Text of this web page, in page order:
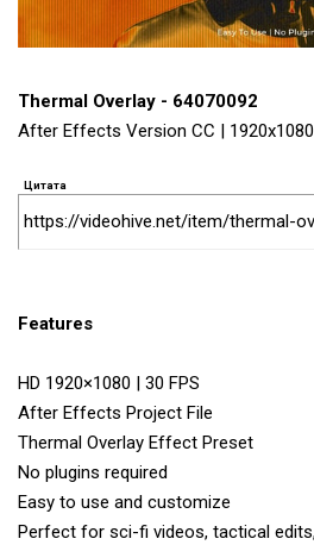
Thermal Overlay - 64070092
After Effects Version CC |
Цитата
https://videohive.net/item/thermal-
Features
HD 1920×1080 | 30 FPS
After Effects Project File
Thermal Overlay Effect Preset
No plugins required
Easy to use and customize
Perfect for sci-fi videos, tactical